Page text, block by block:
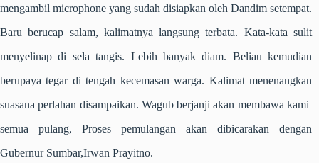
mengambil microphone yang sudah disiapkan oleh Dandim setempat.
Baru berucap salam, kalimatnya langsung terbata. Kata-kata sulit
menyelinap di sela tangis. Lebih banyak diam. Beliau kemudian
berupaya tegar di tengah kecemasan warga. Kalimat menenangkan
suasana perlahan disampaikan. Wagub berjanji akan membawa kami
semua pulang, Proses pemulangan akan dibicarakan dengan
Gubernur Sumbar,Irwan Prayitno.